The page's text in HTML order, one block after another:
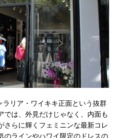
リア・ワイキキ正面という抜群
では、外見だけじゃなく、内面も
さらに輝くフェミニンな最新コレ
のラインやハワイ限定のドレスの